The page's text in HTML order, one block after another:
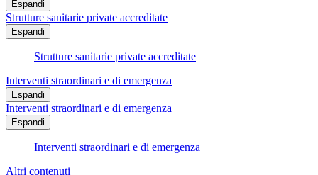
Espandi
Strutture sanitarie private accreditate
Espandi
Strutture sanitarie private accreditate
Interventi straordinari e di emergenza
Espandi
Interventi straordinari e di emergenza
Espandi
Interventi straordinari e di emergenza
Altri contenuti